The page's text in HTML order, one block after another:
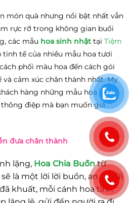
món quà nhưng nổi bật nhất vẫn
rực rỡ trong không gian buổi
các mẫu hoa sinh nhật tại Tiệm
tinh tế của nhiều mẫu hoa tươi
phối màu hoa đến cách gói
cảm xúc chân thành nhất. My
hàng những mẫu hoa phù
điệp mà bạn muốn gửi
đưa chân thành
lặng, Hoa Chia Buồntừ
sẽ là một lời lời buồn, an ủi gửi
khuất, mỗi cánh hoa tĩnh